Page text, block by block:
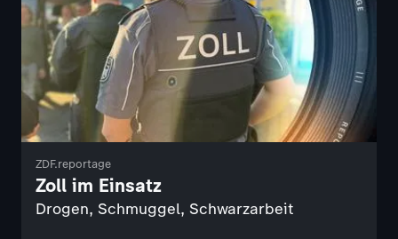
ZDF.reportage
Zoll im Einsatz
Drogen, Schmuggel, Schwarzarbeit